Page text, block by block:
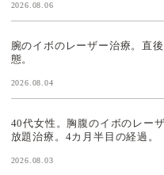
2026.08.06
腕のイボのレーザー治療。直
態。
2026.08.04
40代女性。胸腹のイボのレー
放題治療。4カ月半目の経過。
2026.08.03